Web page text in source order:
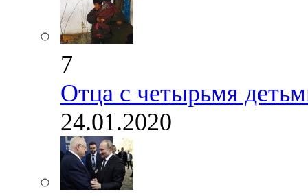
7
Отца с четырьмя
24.01.2020